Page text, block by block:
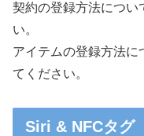
契約の登録方法につい
い。
アイテムの登録方法に
てください。
Siri & NFCタグ